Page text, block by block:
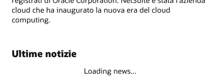
cloud che ha inaugurato la nuova era del cloud
computing.
Ultime notizie
Loading news...